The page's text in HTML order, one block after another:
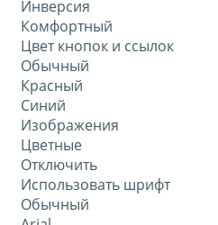
Инверсия
Комфортный
Цвет кнопок и ссылок
Обычный
Красный
Синий
Изображения
Цветные
Отключить
Использовать шрифт
Обычный